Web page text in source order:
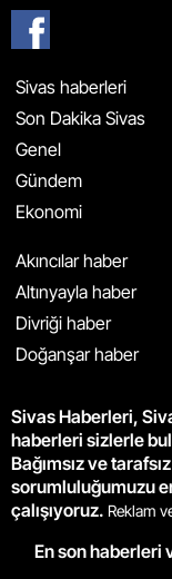
Sivas haberleri
Son Dakika Sivas
Genel
Gündem
Ekonomi
Akıncılar haber
Altınyayla haber
Divriği haber
Doğanşar haber
Sivas Haberleri,
haberleri sizlerle
Bağımsız ve
sorumluluğumuzu
çalışıyoruz. Reklam
En son haberleri